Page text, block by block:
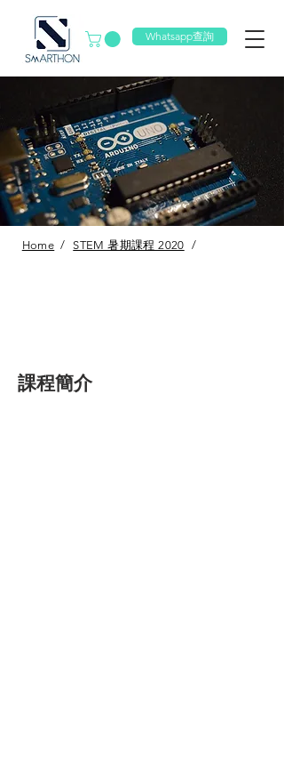
Whatsapp查詢
Home / STEM 暑期課程 2020 /
課程簡介